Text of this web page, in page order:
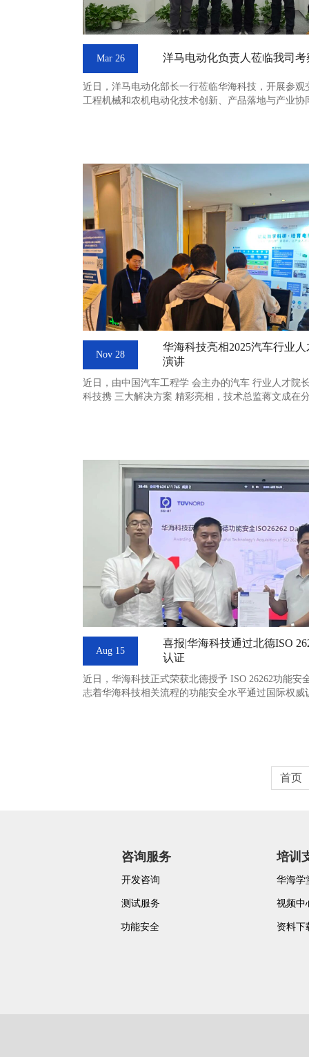
Mar 26 洋马电动化负责人莅临我司考
近日，洋马电动化部长一行莅临华海科技，开展参
工程机械和农机电动化技术创新、产品落地与产业协
Nov 28
华海科技亮相2025汽车行业
演讲
近日，由中国汽车工程学 会主办的汽车 行业人才院
科技携 三大解决方案 精彩亮相，技术总监蒋文成在
Aug 15
喜报|华海科技通过北德ISO
认证
近日，华海科技正式荣获北德授予 ISO 26262功能安
志着华海科技相关流程的功能安全水平通过国际权威
首页
咨询服务
开发咨询
测试服务
功能安全
培训
华海学
视频中
资料下